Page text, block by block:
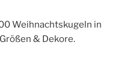
Weihnachtskugeln in
& Dekore.